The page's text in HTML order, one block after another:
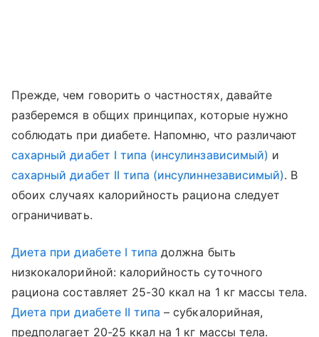
Прежде, чем говорить о частностях, давайте
разберемся в общих принципах, которые нужно
соблюдать при диабете. Напомню, что различают
сахарный диабет I типа (инсулинзависимый) и
сахарный диабет II типа (инсулиннезависимый). В
обоих случаях калорийность рациона следует
ограничивать.
Диета при диабете I типа должна быть
низкокалорийной: калорийность суточного
рациона составляет 25-30 ккал на 1 кг массы тела.
Диета при диабете II типа – субкалорийная,
предполагает 20-25 ккал на 1 кг массы тела.